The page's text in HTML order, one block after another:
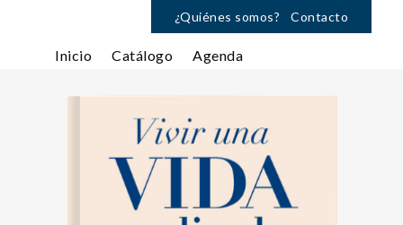
¿Quiénes somos? Contacto
Inicio Catálogo Agenda